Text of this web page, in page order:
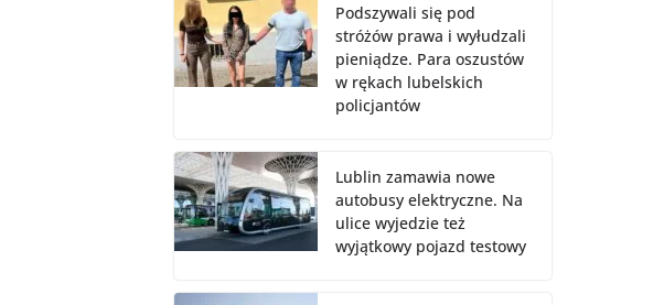
Podszywali się pod
stróżów prawa i wyłudzali
pieniądze. Para oszustów
w rękach lubelskich
policjantów
Lublin zamawia nowe
autobusy elektryczne. Na
ulice wyjedzie też
wyjątkowy pojazd testowy